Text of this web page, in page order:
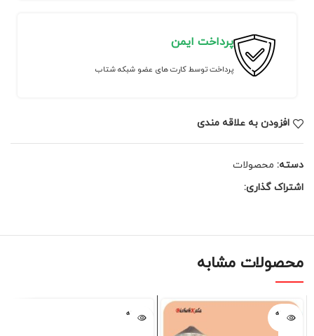
پرداخت ایمن
پرداخت توسط کارت های عضو شبکه شتاب
افزودن به علاقه مندی
دسته: محصولات
اشتراک گذاری:
محصولات مشابه
فروخته
شده
فروخته
شده